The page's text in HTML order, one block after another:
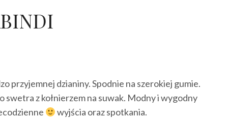
zł.
przyjemnej dzianiny. Spodnie na szerokiej gumie.
swetra z kołnierzem na suwak. Modny i wygodny
wyjścia oraz spotkania.